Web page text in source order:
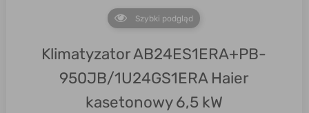
Szybki podgląd
Klimatyzator AB24ES1ERA+PB-
950JB/1U24GS1ERA Haier
kasetonowy 6,5 kW